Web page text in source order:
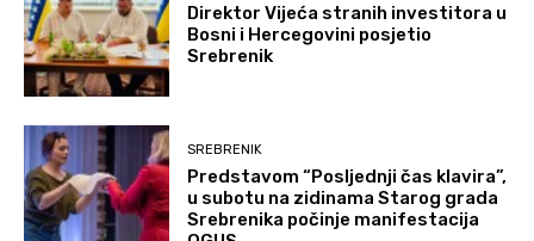
Direktor Vijeća stranih investitora u
Bosni i Hercegovini posjetio
Srebrenik
SREBRENIK
Predstavom “Posljednji čas klavira”,
u subotu na zidinama Starog grada
Srebrenika počinje manifestacija